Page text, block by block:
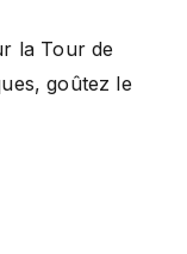
la Tour de
goûtez le